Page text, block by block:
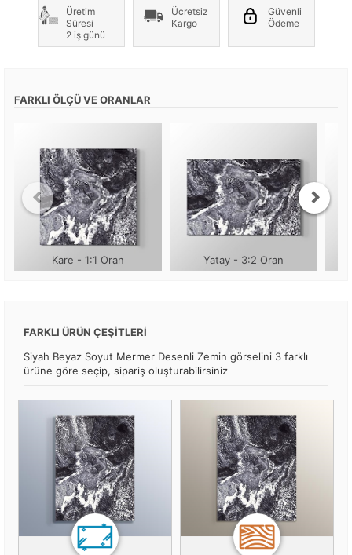
Üretim
Süresi
2 iş günü
Ücretsiz
Kargo
Güvenli
Ödeme
FARKLI ÖLÇÜ VE ORANLAR
Kare - 1:1 Oran Yatay - 3:2 Oran
FARKLI ÜRÜN ÇEŞİTLERİ
Siyah Beyaz Soyut Mermer Desenli Zemin görselini 3 farklı
ürüne göre seçip, sipariş oluşturabilirsiniz